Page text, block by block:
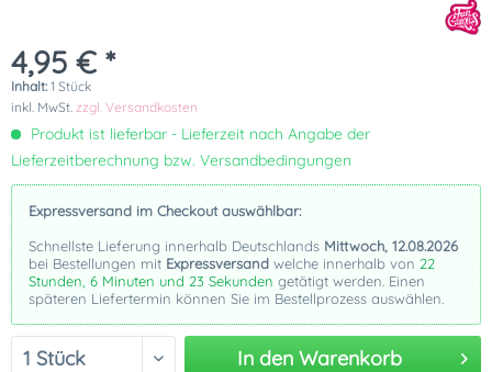
4,95 € *
Inhalt: 1 Stück
inkl. MwSt. zzgl. Versandkosten
Produkt ist lieferbar - Lieferzeit nach Angabe der
Lieferzeitberechnung bzw. Versandbedingungen
Expressversand im Checkout auswählbar:
Schnellste Lieferung innerhalb Deutschlands Mittwoch, 12.08.2026
bei Bestellungen mit Expressversand welche innerhalb von 22
Stunden, 6 Minuten und 23 Sekunden getätigt werden. Einen
späteren Liefertermin können Sie im Bestellprozess auswählen.
In den Warenkorb